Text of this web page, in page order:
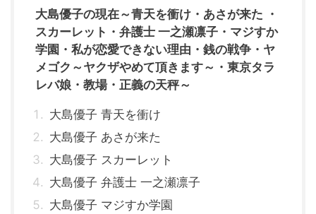
大島優子の現在～青天を衝け・あさが来た ・
スカーレット・弁護士 一之瀬凛子・マジすか
学園・私が恋愛できない理由・銭の戦争・ヤ
メゴク～ヤクザやめて頂きます～・東京タラ
レバ娘・教場・正義の天秤～
大島優子 青天を衝け
大島優子 あさが来た
大島優子 スカーレット
大島優子 弁護士 一之瀬凛子
大島優子 マジすか学園